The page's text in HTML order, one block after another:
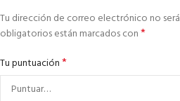
Tu dirección de correo electrónico no
obligatorios están marcados con*
Tu puntuación*